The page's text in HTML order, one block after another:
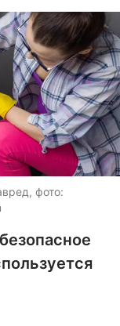
фото: